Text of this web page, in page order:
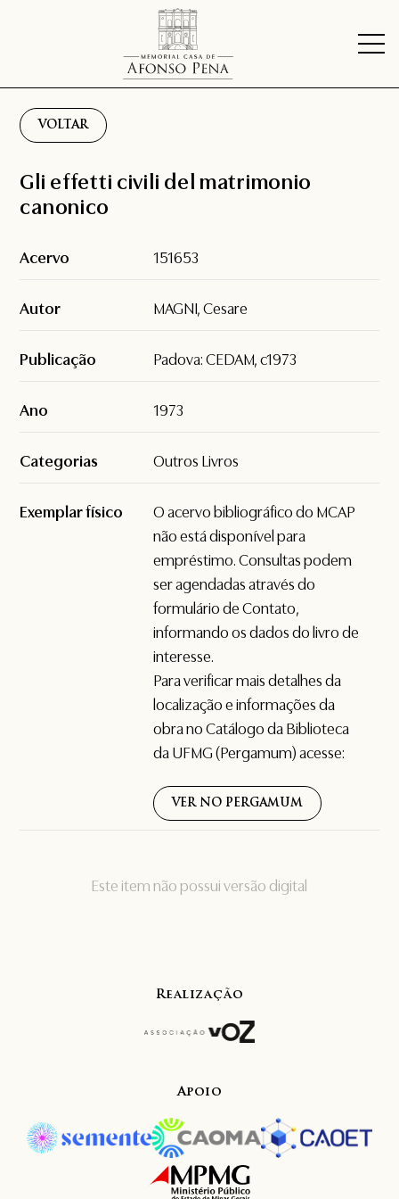
VOLTAR
Este item não possui versão digital
Gli effetti civili del matrimonio
canonico
Acervo 151653
Autor MAGNI, Cesare
Publicação Padova: CEDAM, c1973
Ano 1973
Categorias Outros Livros
Exemplar físico
O acervo bibliográfico do MCAP
não está disponível para
empréstimo. Consultas podem
ser agendadas através do
formulário deContato,
informando os dados do livro de
interesse.
Para verificar mais detalhes da
localização e informações da
obra no Catálogo da Biblioteca
da UFMG (Pergamum) acesse:
VER NO PERGAMUM
Realização
Apoio